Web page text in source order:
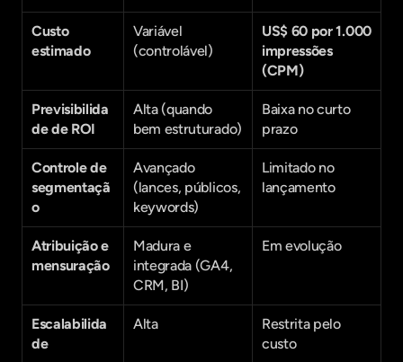
Custo
estimado
Variável
(controlável)
US$ 60 por 1.000
impressões
(CPM)
Previsibilida
de de ROI
Alta (quando
bem estruturado)
Baixa no curto
prazo
Controle de
segmentaçã
o
Avançado
(lances, públicos,
keywords)
Limitado no
lançamento
Atribuição e
mensuração
Madura e
integrada (GA4,
CRM, BI)
Em evolução
Escalabilida
de
Alta
Restrita pelo
custo